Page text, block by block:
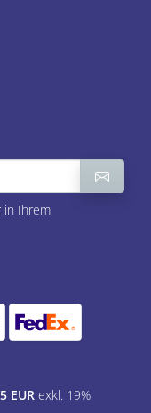
in Ihrem
EUR exkl. 19%